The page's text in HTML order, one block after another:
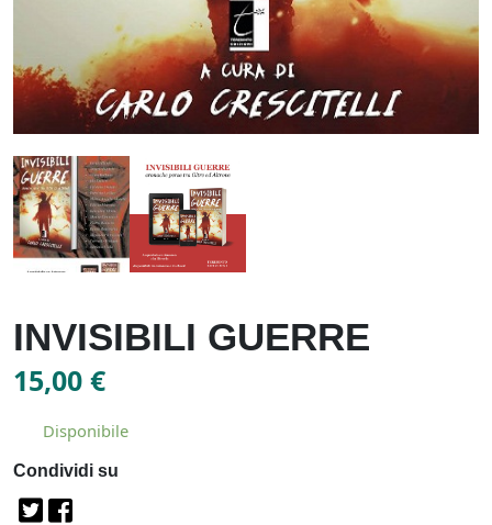
INVISIBILI GUERRE
15,00 €
Disponibile
Condividi su